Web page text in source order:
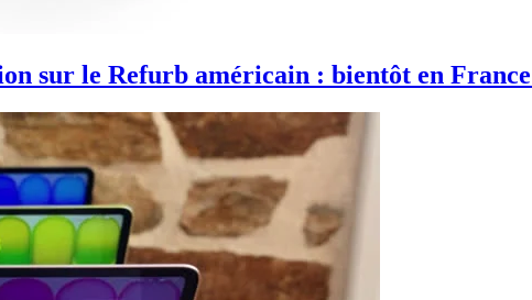
sur le Refurb américain : bientôt en